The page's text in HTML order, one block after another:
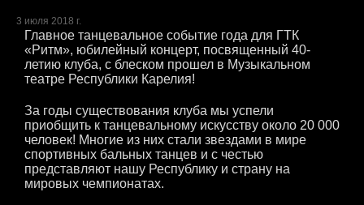
3 июля 2018 г.
Главное танцевальное событие года для ГТК
«Ритм», юбилейный концерт, посвященный 40-
летию клуба, с блеском прошел в Музыкальном
театре Республики Карелия!
За годы существования клуба мы успели
приобщить к танцевальному искусству около 20 000
человек! Многие из них стали звездами в мире
спортивных бальных танцев и с честью
представляют нашу Республику и страну на
мировых чемпионатах.